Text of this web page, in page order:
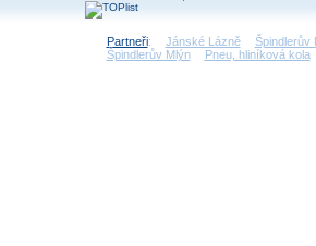
Partneři: Jánské Lázně Špindlerův
Špindlerův Mlýn
Pneu, hliníková kola